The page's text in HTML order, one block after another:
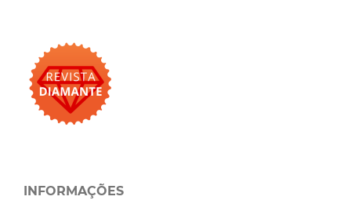
INFORMAÇÕES